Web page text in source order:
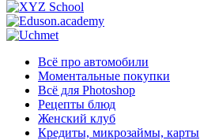
Всё про автомобили
Моментальные покупки
Всё для Photoshop
Рецепты блюд
Женский клуб
Кредиты, микрозаймы, карты